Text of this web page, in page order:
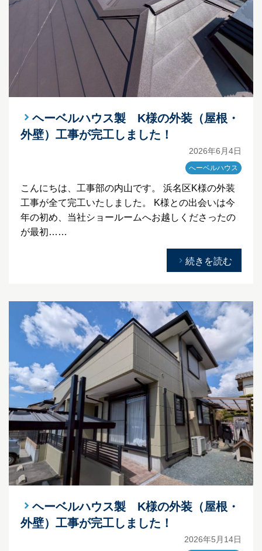
ヘーベルハウス製 K様の外装（屋根・
外壁）工事が完工しました！
2026年6月4日
へーベルハウス
こんにちは、工事部の内山です。 浜名区K様の外装
工事が全て完工いたしました。 K様との出会いは今
年の初め、当社ショールームへお越しくださったの
が最初……
続きを読む
ヘーベルハウス製 K様の外装（屋根・
外壁）工事が完工しました！
2026年5月14日